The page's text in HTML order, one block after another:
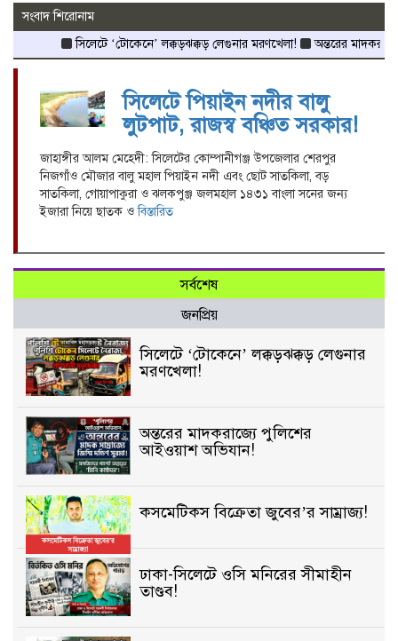
সংবাদ শিরোনাম
সিলেটে ‘টোকেনে’ লক্কড়ঝক্কড় লেগুনার মরণখেলা!
অন্তরের
সিলেটে পিয়াইন নদীর বালু
লুটপাট, রাজস্ব বঞ্চিত সরকার!
জাহাঙ্গীর আলম মেহেদী: সিলেটের কোম্পানীগঞ্জ উপজেলার শেরপুর
নিজগাঁও মৌজার বালু মহাল পিয়াইন নদী এবং ছোট সাতকিলা, বড়
সাতকিলা, গোয়াপাকুরা ও ঝলকপুঞ্জ জলমহাল ১৪৩১ বাংলা সনের জন্য
ইজারা নিয়ে ছাতক ওবিস্তারিত
সর্বশেষ
জনপ্রিয়
সিলেটে ‘টোকেনে’ লক্কড়ঝক্কড় লেগুনার
মরণখেলা!
অন্তরের মাদকরাজ্যে পুলিশের
আইওয়াশ অভিযান!
কসমেটিকস বিক্রেতা জুবের’র সাম্রাজ্য!
ঢাকা-সিলেটে ওসি মনিরের সীমাহীন
তাণ্ডব!